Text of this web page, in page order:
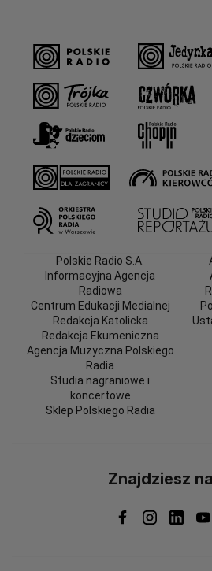
Polskie Radio S.A.
Informacyjna Agencja
Radiowa
Centrum Edukacji Medialnej
Redakcja Katolicka
Redakcja Ekumeniczna
Agencja Muzyczna Polskiego
Radia
Studia nagraniowe i
koncertowe
Sklep Polskiego Radia
Znajdziesz